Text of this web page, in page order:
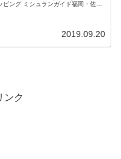
ピング ミシュランガイド福岡・佐
2019.09.20
ンク